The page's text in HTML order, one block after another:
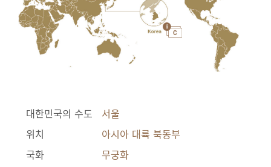
대한민국의 수도
서울
위치
아시아 대륙 북동부
국화
무궁화